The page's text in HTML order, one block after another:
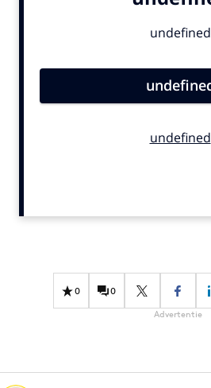
Gedragsverandering
Influencer marketing
Media
0 0
Advertentie